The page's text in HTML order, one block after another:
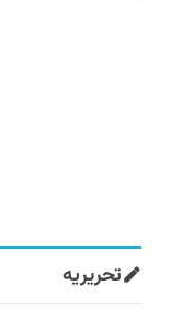
تحریریه